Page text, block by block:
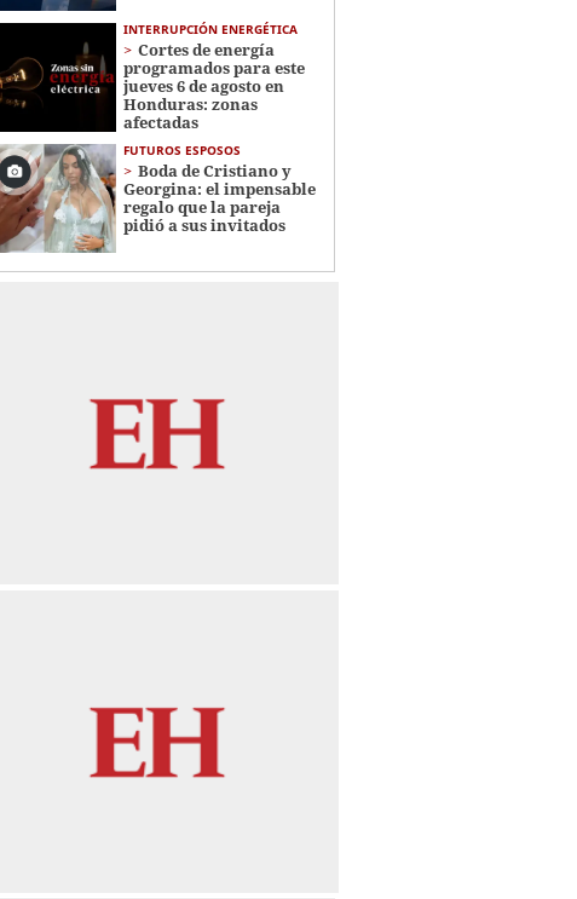
INTERRUPCIÓN ENERGÉTICA
Cortes de energía
programados para este
jueves 6 de agosto en
Honduras: zonas
afectadas
FUTUROS ESPOSOS
Boda de Cristiano y
Georgina: el impensable
regalo que la pareja
pidió a sus invitados